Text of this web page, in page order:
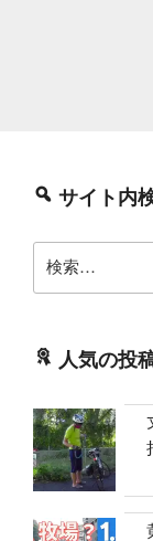
サイト内
索:
人気の投